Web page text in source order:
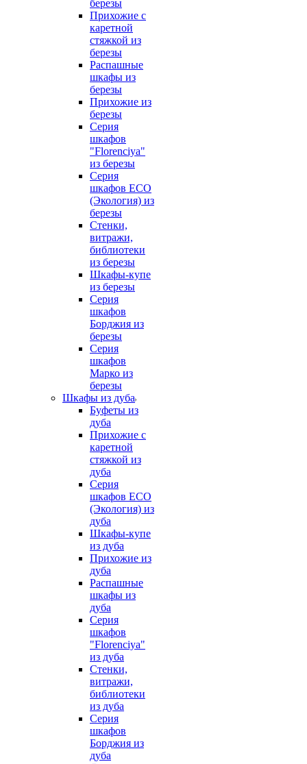
березы
Прихожие с
каретной
стяжкой из
березы
Распашные
шкафы из
березы
Прихожие из
березы
Серия
шкафов
"Florenciya"
из березы
Серия
шкафов ECO
(Экология) из
березы
Стенки,
витражи,
библиотеки
из березы
Шкафы-купе
из березы
Серия
шкафов
Борджия из
березы
Серия
шкафов
Марко из
березы
Шкафы из дуба
Буфеты из
дуба
Прихожие с
каретной
стяжкой из
дуба
Серия
шкафов ECO
(Экология) из
дуба
Шкафы-купе
из дуба
Прихожие из
дуба
Распашные
шкафы из
дуба
Серия
шкафов
"Florenciya"
из дуба
Стенки,
витражи,
библиотеки
из дуба
Серия
шкафов
Борджия из
дуба